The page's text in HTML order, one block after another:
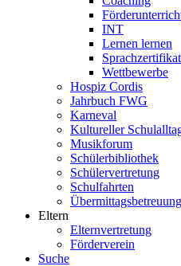
INT
Lernen lernen
Wettbewerbe
Hospiz Cordis
Jahrbuch FWG
Karneval
Kultureller
Musikforum
Schülerbibliothek
Schülervertretung
Schulfahrten
Übermittagsbetreuung
Eltern
Elternvertretung
Förderverein
Suche